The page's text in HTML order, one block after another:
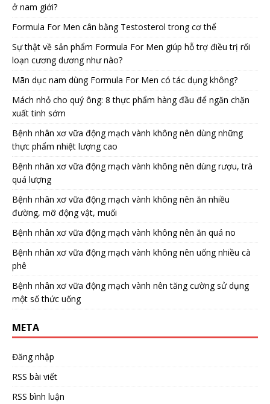
ở nam giới?
Formula For Men cân bằng Testosterol trong cơ thể
Sự thật về sản phẩm Formula For Men giúp hỗ trợ điều trị rối
loạn cương dương như nào?
Mãn dục nam dùng Formula For Men có tác dụng không?
Mách nhỏ cho quý ông: 8 thực phẩm hàng đầu để ngăn chặn
xuất tinh sớm
Bệnh nhân xơ vữa động mạch vành không nên dùng những
thực phẩm nhiệt lượng cao
Bệnh nhân xơ vữa động mạch vành không nên dùng rượu, trà
quá lượng
Bệnh nhân xơ vữa động mạch vành không nên ăn nhiều
đường, mỡ động vật, muối
Bệnh nhân xơ vữa động mạch vành không nên ăn quá no
Bệnh nhân xơ vữa động mạch vành không nên uống nhiều cà
phê
Bệnh nhân xơ vữa động mạch vành nên tăng cường sử dụng
một số thức uống
META
Đăng nhập
RSS bài viết
RSS bình luận